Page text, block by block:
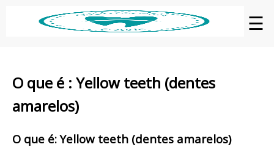
☰
O que é : Yellow teeth (dentes
amarelos)
O que é: Yellow teeth (dentes amarelos)